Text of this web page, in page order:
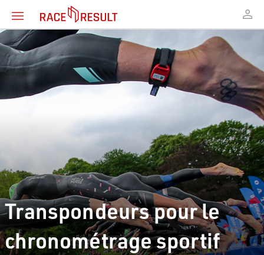
Transpondeurs pour le
chronométrage sportif